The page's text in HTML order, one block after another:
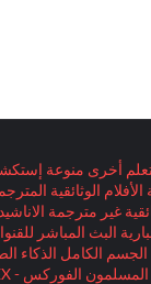
أخرى منوعة
الأفلام الوثائقية
غير مترجمة
البث المباشر
الجسم الكامل الذكاء
المسلمون الفوركس - FOREX